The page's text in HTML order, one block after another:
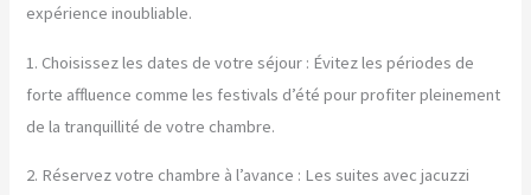
expérience inoubliable.
1. Choisissez les dates de votre séjour : Évitez les périodes de
forte affluence comme les festivals d’été pour profiter pleinement
de la tranquillité de votre chambre.
2. Réservez votre chambre à l’avance : Les suites avec jacuzzi